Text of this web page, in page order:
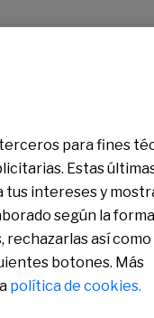
para fines
Estas
tus intereses y
según la
rechazarlas así como
botones. Más
política de cookies.